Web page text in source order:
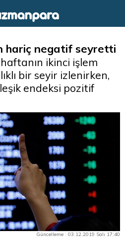
hariç negatif seyretti
ikinci işlem
bir seyir izlenirken,
endeksi pozitif
Güncelleme : 03.12.2019 Salı 17:40